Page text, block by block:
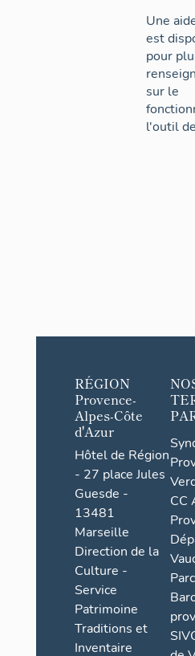
Une
est
pour
sur le
l'outil
RÉGION
Provence-
Alpes-Côte
d'Azur
Hôtel de Région
- 27 place Jules
Guesde -
13481
Marseille
Direction de la
Culture -
Service
Patrimoine
Traditions et
Inventaire
CC